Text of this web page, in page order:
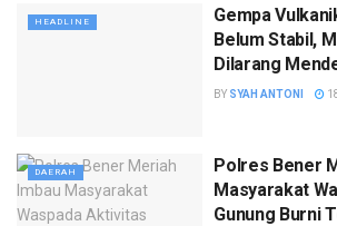
HEADLINE
Gempa
Belum Stabil,
Dilarang
BY SYAH ANTONI
DAERAH
Polres Bener
Masyarakat
Gunung Burni